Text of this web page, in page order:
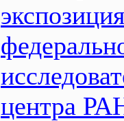
центра